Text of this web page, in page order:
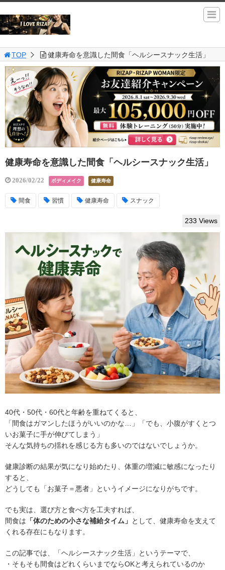
TOP 健康寿命を意識した間食「ヘルシースナック生活」
健康寿命を意識した間食「ヘルシースナック生活」
2026/02/22 ボディメイク 健康寿命
間食 習慣 健康寿命 スナック
233 Views
40代・50代・60代と年齢を重ねてくると、
「間食はガマンしたほうがいいのかな…」「でも、小腹がすくとつ
いお菓子に手が伸びてしまう」
そんな気持ちの揺れを感じる方も多いのではないでしょうか。
健康診断の結果が気になり始めたり、体重の増減に敏感になったり
すると、
どうしても「お菓子＝悪者」というイメージになりがちです。
でも実は、選び方と食べ方を工夫すれば、
間食は 「体のための小さな補給タイム」 として、健康寿命を支えて
くれる存在にもなります。
この記事では、「ヘルシースナック生活」というテーマで、
・そもそも間食はどれくらいまでならOKと考えられているのか